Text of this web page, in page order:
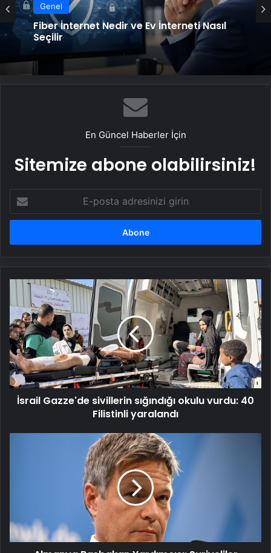
Genel
Fiber İnternet Nedir ve Ev İnterneti Nasıl
Seçilir
En Güncel Haberler İçin
Sitemize abone olabilirsiniz!
posta
adresinizi
İsrail
Gazze'de
sivillerin
sığındığı
okulu
vurdu:
40
Filistinli
yaralandı
İsrail Gazze'de sivillerin sığındığı okulu vurdu: 40
Filistinli yaralandı
çalışmak
zorunda